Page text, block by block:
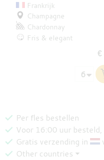
Frankrijk
Champagne
Chardonnay
Fris & elegant
€
Per fles bestellen
Voor 16:00 uur
Gratis verzending in
Other countries ⏷